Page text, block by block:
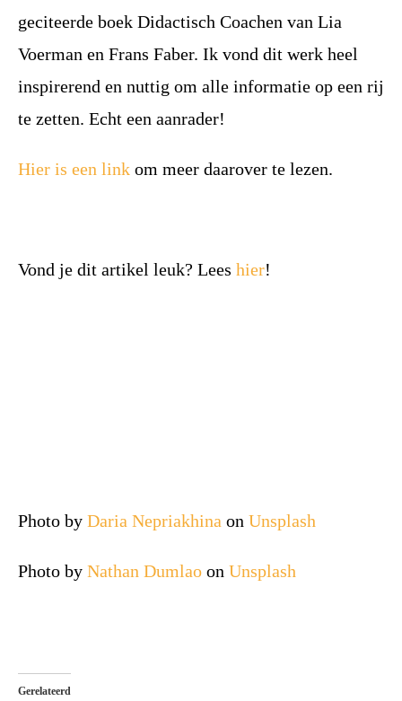
geciteerde boek Didactisch Coachen van Lia
Voerman en Frans Faber. Ik vond dit werk heel
inspirerend en nuttig om alle informatie op een rij
te zetten. Echt een aanrader!
Hier is een link om meer daarover te lezen.
Vond je dit artikel leuk? Lees hier!
Photo by Daria Nepriakhina on Unsplash
Photo by Nathan Dumlao on Unsplash
Gerelateerd